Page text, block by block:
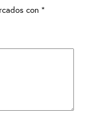
con *